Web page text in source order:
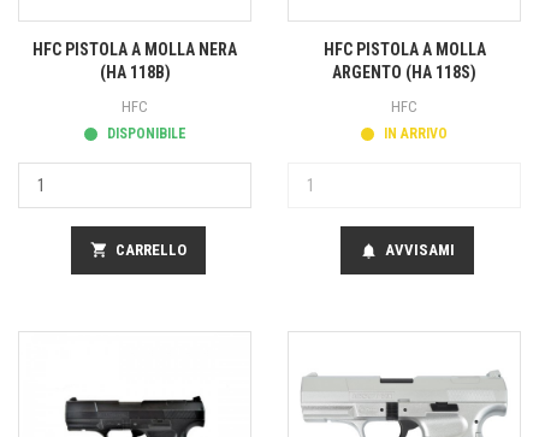
HFC PISTOLA A MOLLA NERA
(HA 118B)
HFC
DISPONIBILE
shopping_cart CARRELLO
HFC PISTOLA A MOLLA
ARGENTO (HA 118S)
HFC
IN ARRIVO
notifications AVVISAMI